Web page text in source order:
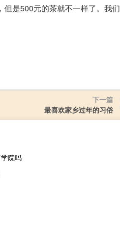
是500元的茶就不一样了。我们
下一篇
最喜欢家乡过年的习俗
院吗